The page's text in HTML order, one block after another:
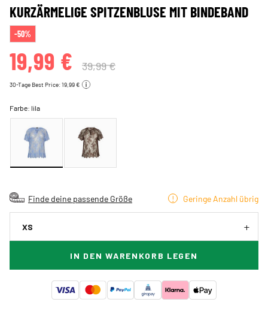
KURZÄRMELIGE SPITZENBLUSE MIT BINDEBAND
-50%
19,99 € 39,99 €
30-Tage Best Price: 19,99 €
Farbe: lila
Finde deine passende Größe Geringe Anzahl übrig
XS
IN DEN WARENKORB LEGEN